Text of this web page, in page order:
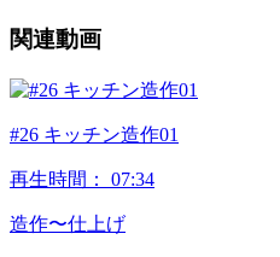
関連動画
#26 キッチン造作01
再生時間： 07:34
造作〜仕上げ